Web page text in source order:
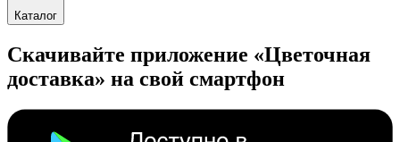
Каталог
Скачивайте приложение «Цветочная
доставка» на свой смартфон